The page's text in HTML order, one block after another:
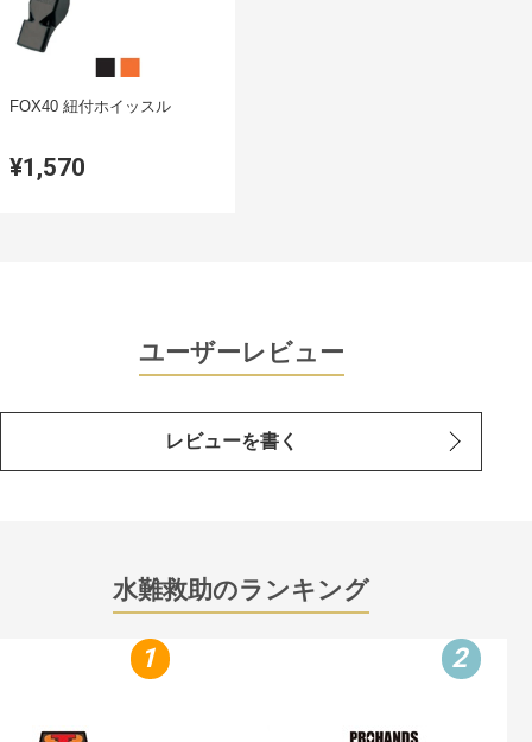
FOX40 紐付ホイッスル
¥1,570
ユーザーレビュー
レビューを書く
水難救助のランキング
1 2